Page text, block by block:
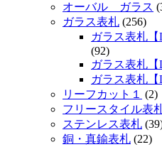
オーバル ガラス
ガラス表札 (256)
ガラス表札【
(92)
ガラス表札【
ガラス表札
リーフカット１
(2)
フリースタイル表
ステンレス表札
銅・真鍮表札 (22)